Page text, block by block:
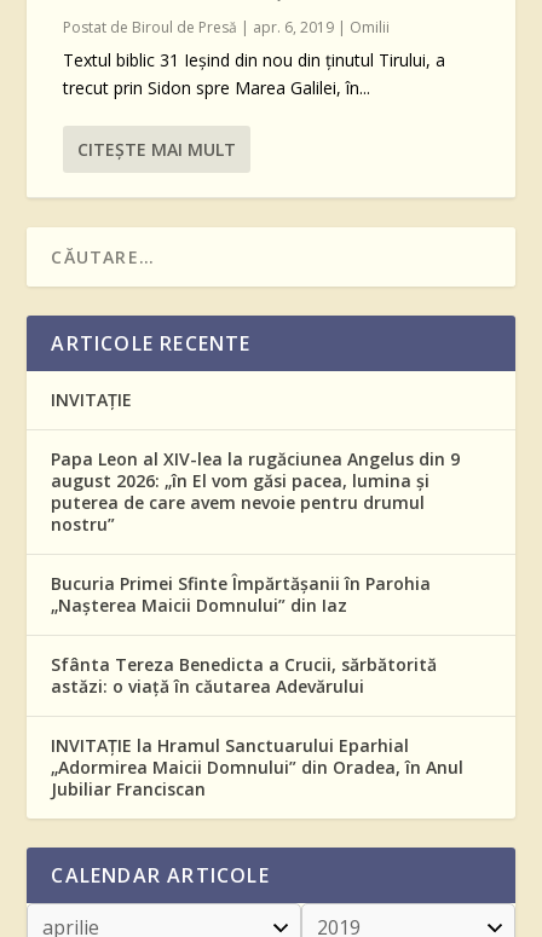
Postat de Biroul de Presă | apr. 6, 2019 | Omilii
Textul biblic 31 Ieșind din nou din ținutul Tirului, a
trecut prin Sidon spre Marea Galilei, în...
CITEŞTE MAI MULT
ARTICOLE RECENTE
INVITAȚIE
Papa Leon al XIV-lea la rugăciunea Angelus din 9
august 2026: „în El vom găsi pacea, lumina și
puterea de care avem nevoie pentru drumul
nostru”
Bucuria Primei Sfinte Împărtășanii în Parohia
„Nașterea Maicii Domnului” din Iaz
Sfânta Tereza Benedicta a Crucii, sărbătorită
astăzi: o viață în căutarea Adevărului
INVITAȚIE la Hramul Sanctuarului Eparhial
„Adormirea Maicii Domnului” din Oradea, în Anul
Jubiliar Franciscan
CALENDAR ARTICOLE